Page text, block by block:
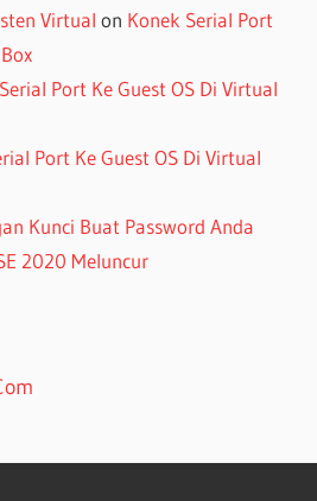
Virtual on Konek Serial Port
Port Ke Guest OS Di Virtual
Port Ke Guest OS Di Virtual
Kunci Buat Password Anda
2020 Meluncur